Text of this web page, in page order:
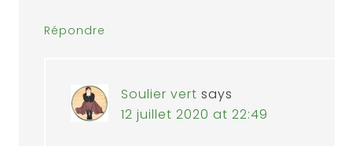
Répondre
Soulier vert says
12 juillet 2020 at 22:49